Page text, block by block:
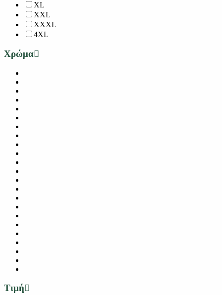
XL
XXL
XXXL
4XL
Χρώμα
Τιμή